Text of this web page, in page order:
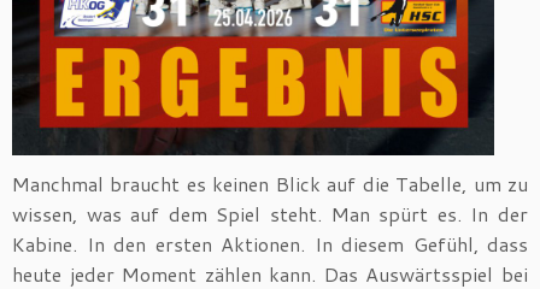
Manchmal braucht es keinen Blick auf die Tabelle, um zu
wissen, was auf dem Spiel steht. Man spürt es. In der
Kabine. In den ersten Aktionen. In diesem Gefühl, dass
heute jeder Moment zählen kann. Das Auswärtsspiel bei